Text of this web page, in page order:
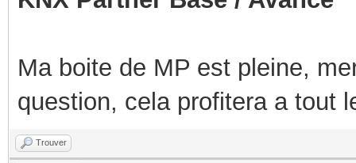
Ma boite de MP est pleine,
question, cela profitera a tout
Trouver